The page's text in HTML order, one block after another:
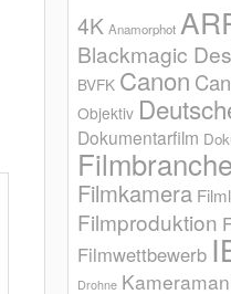
4K Anamorphot
Blackmagic
BVFK Canon
Objektiv
Dokumentarfilm
Filmbranche
Filmkamera
Filmproduktion
Filmwettbewerb
Drohne